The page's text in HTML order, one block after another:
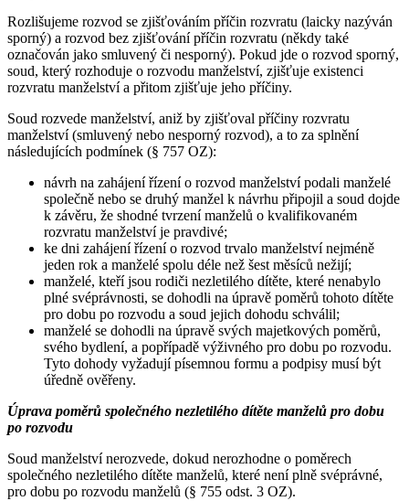
Rozlišujeme rozvod se zjišťováním příčin rozvratu (laicky nazýván
sporný) a rozvod bez zjišťování příčin rozvratu (někdy také
označován jako smluvený či nesporný). Pokud jde o rozvod sporný,
soud, který rozhoduje o rozvodu manželství, zjišťuje existenci
rozvratu manželství a přitom zjišťuje jeho příčiny.
Soud rozvede manželství, aniž by zjišťoval příčiny rozvratu
manželství (smluvený nebo nesporný rozvod), a to za splnění
následujících podmínek (§ 757 OZ):
návrh na zahájení řízení o rozvod manželství podali manželé
společně nebo se druhý manžel k návrhu připojil a soud dojde
k závěru, že shodné tvrzení manželů o kvalifikovaném
rozvratu manželství je pravdivé;
ke dni zahájení řízení o rozvod trvalo manželství nejméně
jeden rok a manželé spolu déle než šest měsíců nežijí;
manželé, kteří jsou rodiči nezletilého dítěte, které nenabylo
plné svéprávnosti, se dohodli na úpravě poměrů tohoto dítěte
pro dobu po rozvodu a soud jejich dohodu schválil;
manželé se dohodli na úpravě svých majetkových poměrů,
svého bydlení, a popřípadě výživného pro dobu po rozvodu.
Tyto dohody vyžadují písemnou formu a podpisy musí být
úředně ověřeny.
Úprava poměrů společného nezletilého dítěte manželů pro dobu
po rozvodu
Soud manželství nerozvede, dokud nerozhodne o poměrech
společného nezletilého dítěte manželů, které není plně svéprávné,
pro dobu po rozvodu manželů (§ 755 odst. 3 OZ).